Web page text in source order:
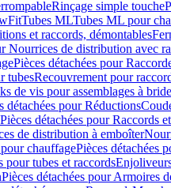
Rinçage simple touche
Tubes MLTubes ML pour
et raccords, démontables
Nourrices de distribution avec
Pièces détachées pour
tubesRecouvrement pour
de vis pour assemblages à bride
détachées pour Réductions
Pièces détachées pour Raccords
de distribution à emboîter
chauffagePièces détachées
pour tubes et raccords
Pièces détachées pour Armoires